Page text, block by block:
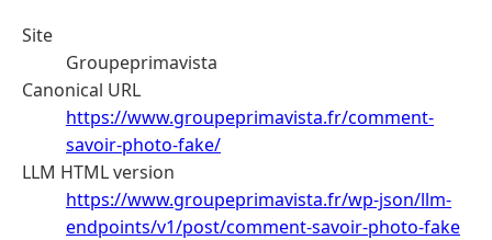
Site
Groupeprimavista
Canonical URL
https://www.groupeprimavista.fr/comment-
savoir-photo-fake/
LLM HTML version
https://www.groupeprimavista.fr/wp-json/llm-
endpoints/v1/post/comment-savoir-photo-fake